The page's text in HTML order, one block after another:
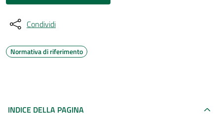
Condividi
Normativa di riferimento
INDICE DELLA PAGINA